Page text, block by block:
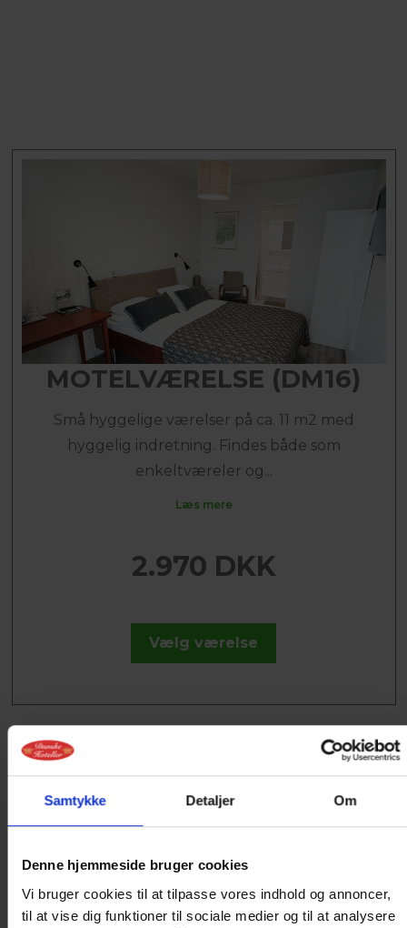
Samtykke Detaljer Om
Denne hjemmeside bruger cookies
Vi bruger cookies til at tilpasse vores indhold og annoncer,
til at vise dig funktioner til sociale medier og til at analysere
MOTELVÆRELSE (DM16)
Små hyggelige værelser på ca. 11 m2 med
hyggelig indretning. Findes både som
enkeltværeler og...
Læs mere
2.970 DKK
Vælg værelse